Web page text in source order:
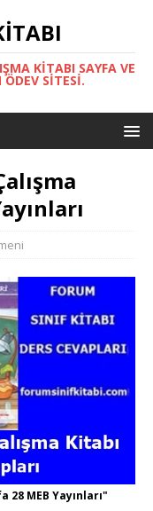
KITABI SAYFA VE
SITESI.
28 MEB Yayınları"